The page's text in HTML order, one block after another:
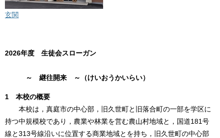
玄関
2026年度 生徒会スローガン
～ 継往開来 ～（けいおうかいらい）
1 本校の概要
本校は，真庭市の中心部，旧久世町と旧落合町の一部を学区に
持つ中規模校であり，農業や林業を営む農山村地域と，国道181号
線と313号線沿いに位置する商業地域とを持ち，旧久世町の中心部